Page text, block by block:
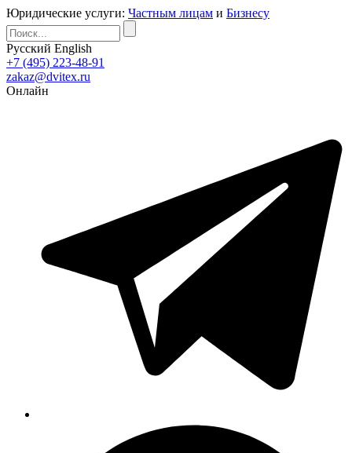
Юридические услуги: Частным лицам и Бизнесу
Русский English
+7 (495) 223-48-91
zakaz@dvitex.ru
Онлайн